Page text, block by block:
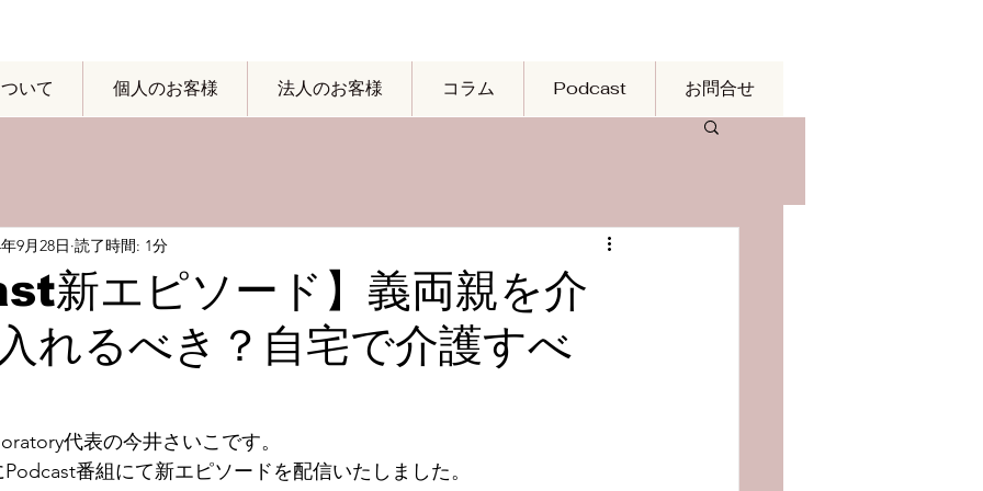
いて 個人のお客様 法人のお客様 コラム Podcast お問合せ
新エピソード】義両親を介
れるべき？自宅で介護すべ
9月28日 読了時間: 1分
代表の今井さいこです。
番組にて新エピソードを配信いたしました。